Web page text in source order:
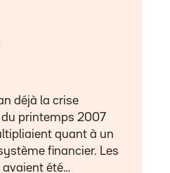
déjà la crise
printemps 2007
quant à un
financier. Les
été…